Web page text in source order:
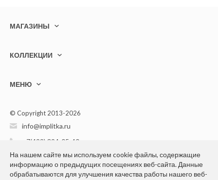
МАГАЗИНЫ
КОЛЛЕКЦИИ
МЕНЮ
© Copyright 2013-2026
info@implitka.ru
+7(499) 394-05-40
На нашем сайте мы используем cookie файлы, содержащие
информацию о предыдущих посещениях веб-сайта. Данные
обрабатываются для улучшения качества работы нашего веб-